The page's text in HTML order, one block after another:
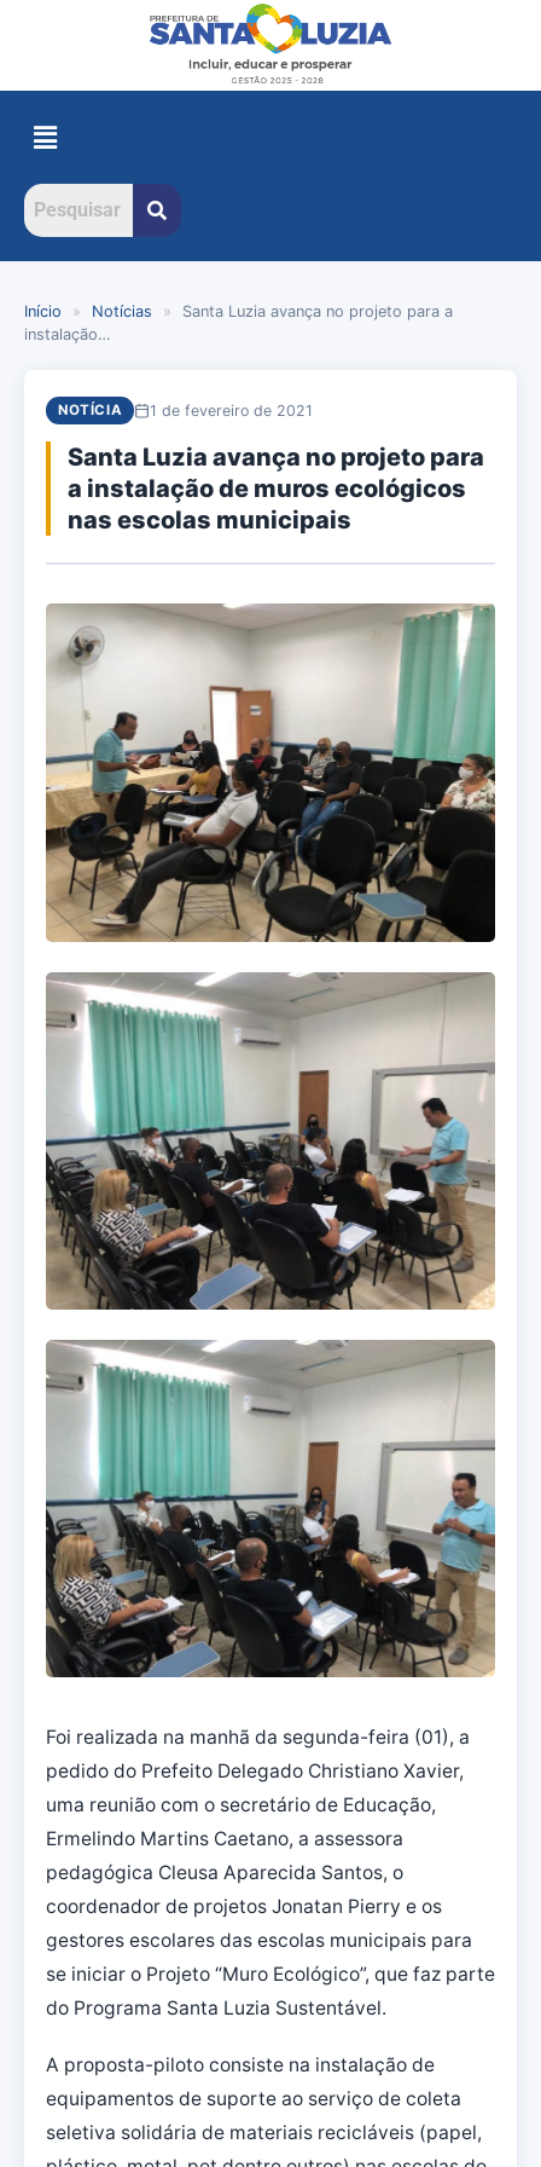
Início » Notícias »
Santa Luzia avança no projeto para a
instalação…
NOTÍCIA 1 de fevereiro de 2021
Santa Luzia avança no projeto para
a instalação de muros ecológicos
nas escolas municipais
Foi realizada na manhã da segunda-feira (01), a
pedido do Prefeito Delegado Christiano Xavier,
uma reunião com o secretário de Educação,
Ermelindo Martins Caetano, a assessora
pedagógica Cleusa Aparecida Santos, o
coordenador de projetos Jonatan Pierry e os
gestores escolares das escolas municipais para
se iniciar o Projeto “Muro Ecológico”, que faz parte
do Programa Santa Luzia Sustentável.
A proposta-piloto consiste na instalação de
equipamentos de suporte ao serviço de coleta
seletiva solidária de materiais recicláveis (papel,